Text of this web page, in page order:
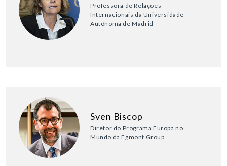
Professora de Relações
Internacionais da Universidade
Autônoma de Madrid
Sven Biscop
Diretor do Programa Europa no
Mundo da Egmont Group